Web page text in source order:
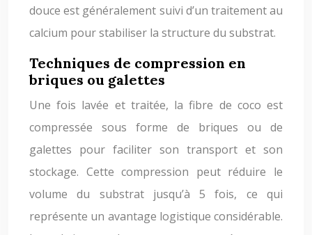
douce est généralement suivi d’un traitement au
calcium pour stabiliser la structure du substrat.
Techniques de compression en
briques ou galettes
Une fois lavée et traitée, la fibre de coco est
compressée sous forme de briques ou de
galettes pour faciliter son transport et son
stockage. Cette compression peut réduire le
volume du substrat jusqu’à 5 fois, ce qui
représente un avantage logistique considérable.